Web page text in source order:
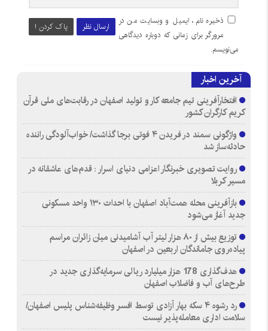
ارسال نظر پاک کردن !
ذخیره نام، ایمیل و وبسایت من در
مرورگر برای زمانی که دوباره دیدگاهی
می‌نویسم.
آخرین اخبار
افتخارآفرینی تیم جامعه کار و تولید اصفهان در رقابت‌های ملی قرآن
کریم کارگران کشور
واژگونی سمند در فریدن ۴ فوتی برجا گذاشت/ خواب‌آلودگی راننده
حادثه‌ساز شد
روایت تصویری خبرنگار اعزامی دنیای اسرار : قدم‌های عاشقانه در
مسیر کربلا
بازآفرینی محله همت‌آباد اصفهان با احداث ۱۳۰ واحد مسکونی
جدید آغاز می‌شود
توزیع بیش از ۸۰ هزار لیتر آب آشامیدنی میان زائران مراسم
پیاده‌روی جاماندگان اربعین در اصفهان
هدف‌گذاری 178 هزار میلیارد ریالی سرمایه‌گذاری جدید در
طرح‌های آب و فاضلاب اصفهان
رد رشوه ۴ سکه بهار آزادی توسط افسر وظیفه‌شناس پلیس اصفهان/
سلامت اداری معامله‌پذیر نیست